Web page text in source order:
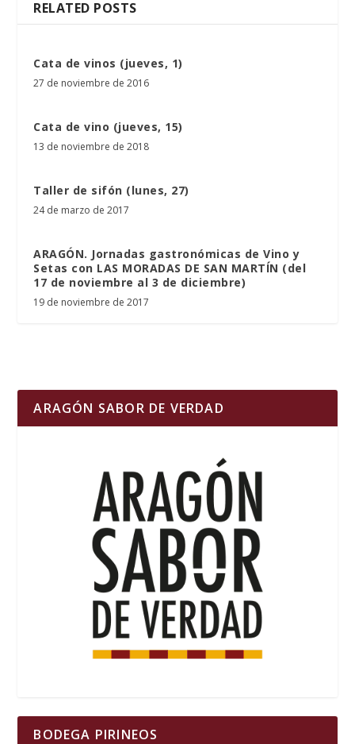
RELATED POSTS
Cata de vinos (jueves, 1)
27 de noviembre de 2016
Cata de vino (jueves, 15)
13 de noviembre de 2018
Taller de sifón (lunes, 27)
24 de marzo de 2017
ARAGÓN. Jornadas gastronómicas de Vino y
Setas con LAS MORADAS DE SAN MARTÍN (del
17 de noviembre al 3 de diciembre)
19 de noviembre de 2017
ARAGÓN SABOR DE VERDAD
BODEGA PIRINEOS